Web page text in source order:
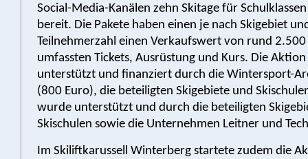
Social-Media-Kanälen zehn Skitage für
bereit. Die Pakete haben einen je nach Skigebiet
Teilnehmerzahl einen Verkaufswert von rund 2.500
umfassten Tickets, Ausrüstung und Kurs. Die
unterstützt und finanziert durch die Wintersport-
(800 Euro), die beteiligten Skigebiete und
wurde unterstützt und durch die beteiligten
Skischulen sowie die Unternehmen Leitner und
Im Skiliftkarussell Winterberg startete zudem die